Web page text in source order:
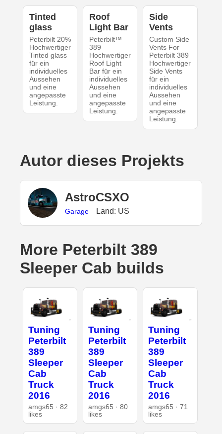
Tinted
glass
Peterbilt 20%
Hochwertiger
Tinted glass
für ein
individuelles
Aussehen
und eine
angepasste
Leistung.
Roof
Light Bar
Peterbilt™
389
Hochwertiger
Roof Light
Bar für ein
individuelles
Aussehen
und eine
angepasste
Leistung.
Side
Vents
Custom Side
Vents For
Peterbilt 389
Hochwertiger
Side Vents
für ein
individuelles
Aussehen
und eine
angepasste
Leistung.
Autor dieses Projekts
AstroCSXO
Garage Land: US
More Peterbilt 389
Sleeper Cab builds
Tuning
Peterbilt
389
Sleeper
Cab
Truck
2016
amgs65 · 82
likes
Tuning
Peterbilt
389
Sleeper
Cab
Truck
2016
amgs65 · 80
likes
Tuning
Peterbilt
389
Sleeper
Cab
Truck
2016
amgs65 · 71
likes